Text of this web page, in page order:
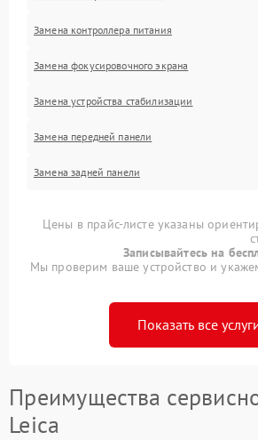
Замена контроллера питания
Замена фокусировочного экрана
Замена устройства стабилизации
Замена передней панели
Замена задней панели
Цены в прайс-листе указаны
Записывайтесь на
Мы проверим ваше устройство и
Показать все
Преимущества
Leica